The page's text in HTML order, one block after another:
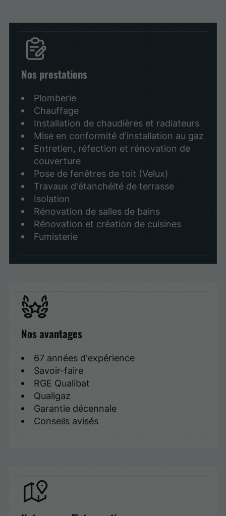
Nos prestations
Plomberie
Chauffage
Installation de chaudières et radiateurs
Mise en conformité d'installation au gaz
Entretien, réfection et rénovation de
couverture
Pose de fenêtres de toit (Velux)
Travaux d'étanchéité de terrasse
Isolation
Rénovation de salles de bains
Rénovation et création de cuisines
Fumisterie
Nos avantages
67 années d'expérience
Savoir-faire
RGE Qualibat
Qualigaz
Garantie décennale
Conseils avisés